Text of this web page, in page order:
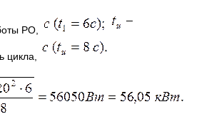
РО,
цикла,